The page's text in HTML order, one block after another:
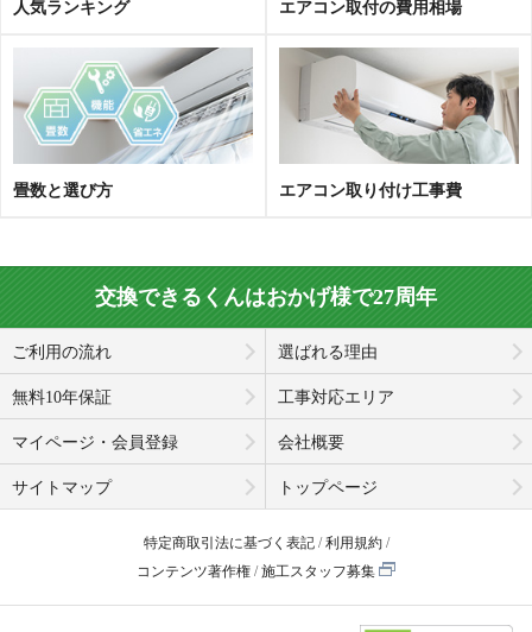
人気ランキング エアコン取付の費用相場
畳数と選び方 エアコン取り付け工事費
交換できるくんはおかげ様で27周年
ご利用の流れ 選ばれる理由
無料10年保証 工事対応エリア
マイページ・会員登録 会社概要
サイトマップ トップページ
特定商取引法に基づく表記
利用規約
コンテンツ著作権
施工スタッフ募集